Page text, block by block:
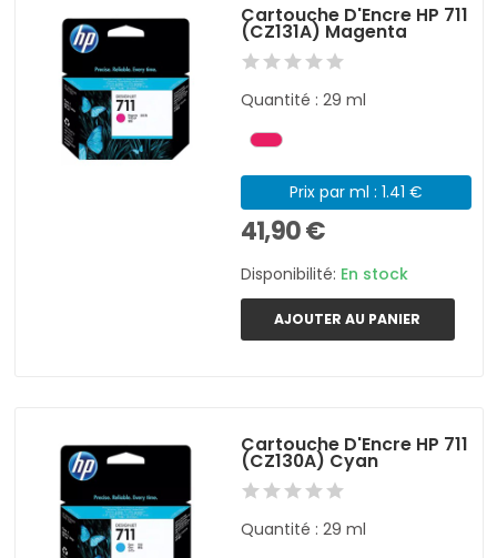
Cartouche D'Encre HP 711
(CZ131A) Magenta
Quantité : 29 ml
Prix par ml : 1.41 €
41,90 €
Disponibilité: En stock
AJOUTER AU PANIER
Cartouche D'Encre HP 711
(CZ130A) Cyan
Quantité : 29 ml